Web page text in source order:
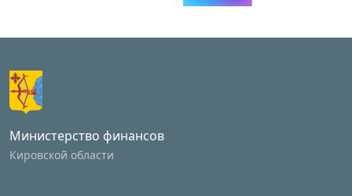
Министерство финансов
Кировской области